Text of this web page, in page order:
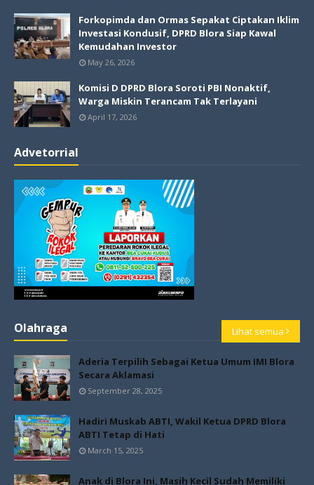
Forkopimda dan Ormas Sepakat Ciptakan Iklim
Investasi Kondusif, DPRD Blora Siap Kawal
Kemudahan Investor
May 26, 2026
Komisi D DPRD Blora Soroti PBI Nonaktif,
Warga Miskin Terancam Tak Terlayani
April 17, 2026
Advetorrial
Olahraga Lihat semua
Aderia Terpilih Sebagai Ketua Umum IMI Blora
Secara Aklamasi
September 28, 2025
Hadiri Muskab ABTI, Wakil Ketua DPRD Blora
ABTI Tetap di Hati
March 15, 2025
Anak di Blora Ini, Masih Kecil Sudah Memiliki